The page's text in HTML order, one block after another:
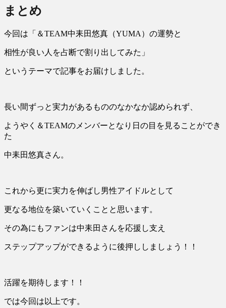
まとめ
今回は「＆TEAM中耒田悠真（YUMA）の運勢と
相性が良い人を占断で割り出してみた」
というテーマで記事をお届けしました。
長い間ずっと実力があるもののなかなか認められず、
ようやく＆TEAMのメンバーとなり日の目を見ることができ
た
中耒田悠真さん。
これから更に実力を伸ばし男性アイドルとして
更なる地位を築いていくことと思います。
その為にもファンは中耒田さんを応援し支え
ステップアップができるように後押ししましょう！！
活躍を期待します！！
では今回は以上です。